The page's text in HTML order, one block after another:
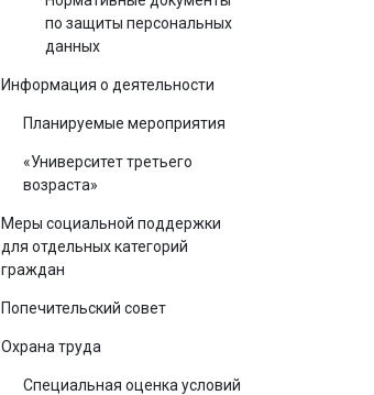
по защиты персональных
данных
Информация о деятельности
Планируемые мероприятия
«Университет третьего
возраста»
Меры социальной поддержки
для отдельных категорий
граждан
Попечительский совет
Охрана труда
Специальная оценка условий